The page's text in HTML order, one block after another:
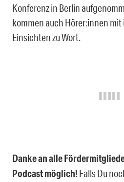
Konferenz in Berlin
kommen auch Hörer:innen
Einsichten zu Wort.
Danke an alle
Podcast möglich! Falls Du